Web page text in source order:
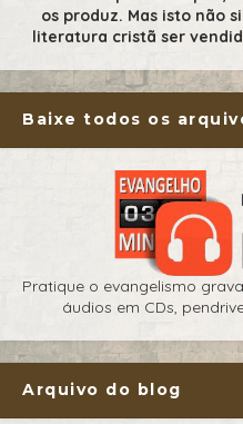
os produz. Mas isto não
literatura cristã ser
Baixe todos os
Pratique o evangelismo
áudios em CDs,
Arquivo do blog